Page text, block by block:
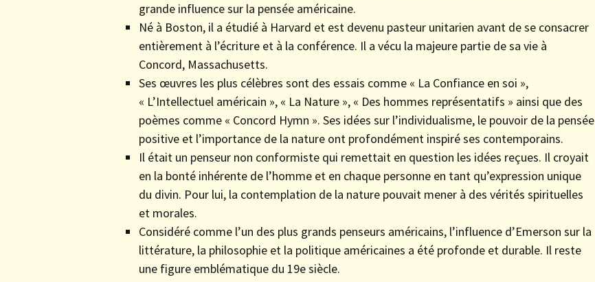
grande influence sur la pensée américaine.
Né à Boston, il a étudié à Harvard et est devenu pasteur unitarien avant de se consacrer
entièrement à l’écriture et à la conférence. Il a vécu la majeure partie de sa vie à
Concord, Massachusetts.
Ses œuvres les plus célèbres sont des essais comme « La Confiance en soi »,
« L’Intellectuel américain », « La Nature », « Des hommes représentatifs » ainsi que des
poèmes comme « Concord Hymn ». Ses idées sur l’individualisme, le pouvoir de la pensée
positive et l’importance de la nature ont profondément inspiré ses contemporains.
Il était un penseur non conformiste qui remettait en question les idées reçues. Il croyait
en la bonté inhérente de l’homme et en chaque personne en tant qu’expression unique
du divin. Pour lui, la contemplation de la nature pouvait mener à des vérités spirituelles
et morales.
Considéré comme l’un des plus grands penseurs américains, l’influence d’Emerson sur la
littérature, la philosophie et la politique américaines a été profonde et durable. Il reste
une figure emblématique du 19e siècle.